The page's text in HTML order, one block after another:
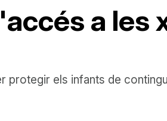
a les
els infants de